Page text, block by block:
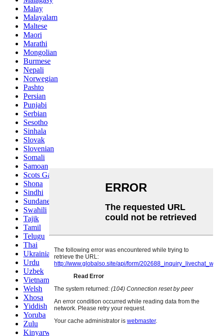
Malay
Malayalam
Maltese
Maori
Marathi
Mongolian
Burmese
Nepali
Norwegian
Pashto
Persian
Punjabi
Serbian
Sesotho
Sinhala
Slovak
Slovenian
Somali
Samoan
Scots Gaelic
Shona
Sindhi
Sundanese
Swahili
Tajik
Tamil
Telugu
Thai
Ukrainian
Urdu
Uzbek
Vietnamese
Welsh
Xhosa
Yiddish
Yoruba
Zulu
Kinyarwanda